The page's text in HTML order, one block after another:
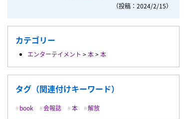
（投稿：2024/2/15）
カテゴリー
エンターテイメント >本>本
タグ（関連付けキーワード）
book 会報誌 本 解放